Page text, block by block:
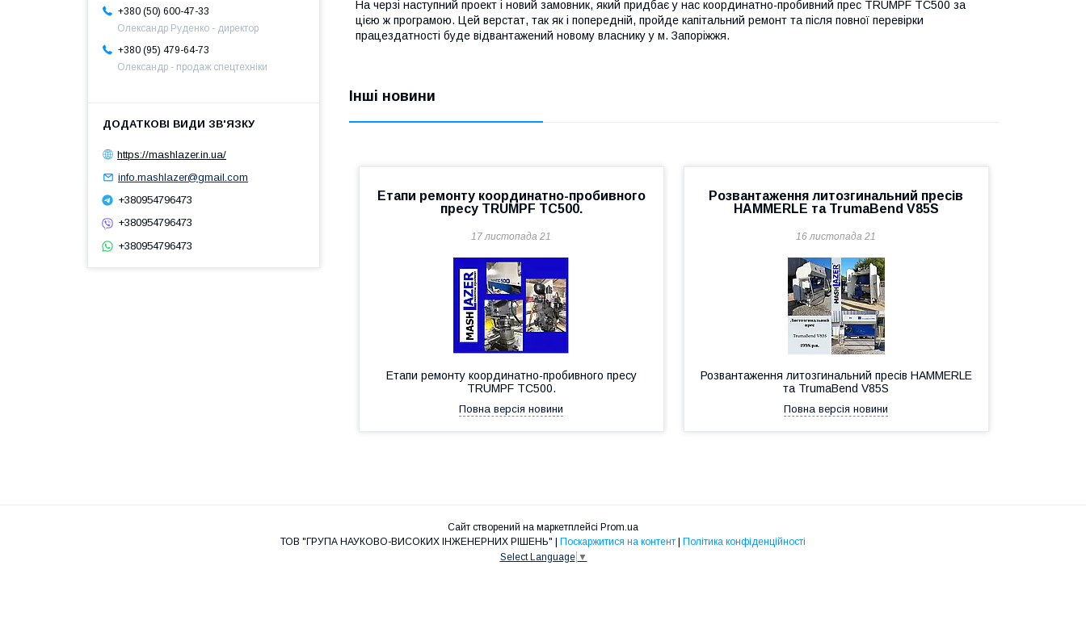
На черзі наступний проект і новий замовник, який придбає у нас координатно-пробивний прес TRUMPF TC500 за
цією ж програмою. Цей верстат, так як і попередній, пройде капітальний ремонт та після повної перевірки
працездатності буде відвантажений новому власнику у м. Запоріжжя.
Інші новини
Етапи ремонту координатно-пробивного
пресу TRUMPF TC500.
17 листопада 21
Етапи ремонту координатно-пробивного пресу
TRUMPF TC500.
Повна версія новини
Розвантаження литозгинальний пресів
HAMMERLE та TrumaBend V85S
16 листопада 21
Розвантаження литозгинальний пресів HAMMERLE
та TrumaBend V85S
Повна версія новини
+380 (50) 600-47-33
Олександр Руденко - директор
+380 (95) 479-64-73
Олександр - продаж спецтехніки
https://mashlazer.in.ua/
info.mashlazer@gmail.com
+380954796473
+380954796473
+380954796473
Сайт створений на маркетплейсі Prom.ua
Поскаржитися на контент
Політика конфіденційності
Select Language ▼